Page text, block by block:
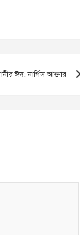
ঈদ: নার্গিস আক্তার